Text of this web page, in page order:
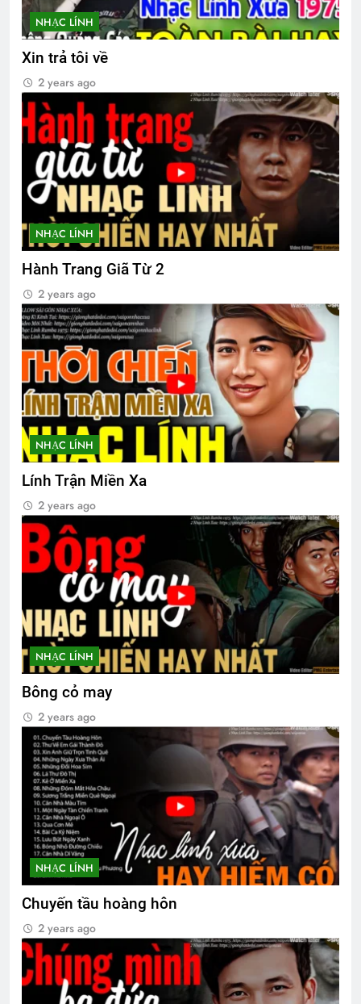
Sĩ Quan
3 Years Ago
Đồn Vắng Chiều Xuân
2 Years Ago
CTBCTY Tập II chương 20
3 Years Ago
NHẠC LÍNH
Xin trả tôi về
2 years ago
NHẠC LÍNH
Hành Trang Giã Từ 2
2 years ago
NHẠC LÍNH
Lính Trận Miền Xa
2 years ago
NHẠC LÍNH
Bông cỏ may
2 years ago
NHẠC LÍNH
Chuyến tầu hoàng hôn
2 years ago